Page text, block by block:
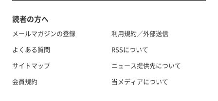
読者の方へ
メールマガジンの登録
よくある質問
サイトマップ
会員規約
利用規約／外部送信
RSSについて
ニュース提供先について
当メディアについて